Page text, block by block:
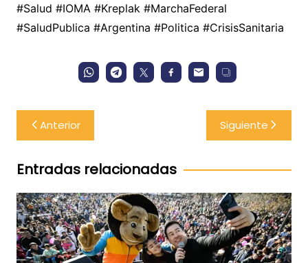
#Salud #IOMA #Kreplak #MarchaFederal
#SaludPublica #Argentina #Politica #CrisisSanitaria
Navegación
de
entradas
Anterior Siguiente
Entradas relacionadas